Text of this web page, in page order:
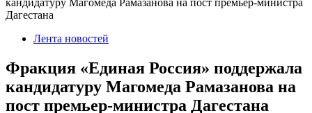
кандидатуру Магомеда Рамазанова на пост премьер-министра
Дагестана
Лента новостей
Фракция «Единая Россия» поддержала
кандидатуру Магомеда Рамазанова на
пост премьер-министра Дагестана